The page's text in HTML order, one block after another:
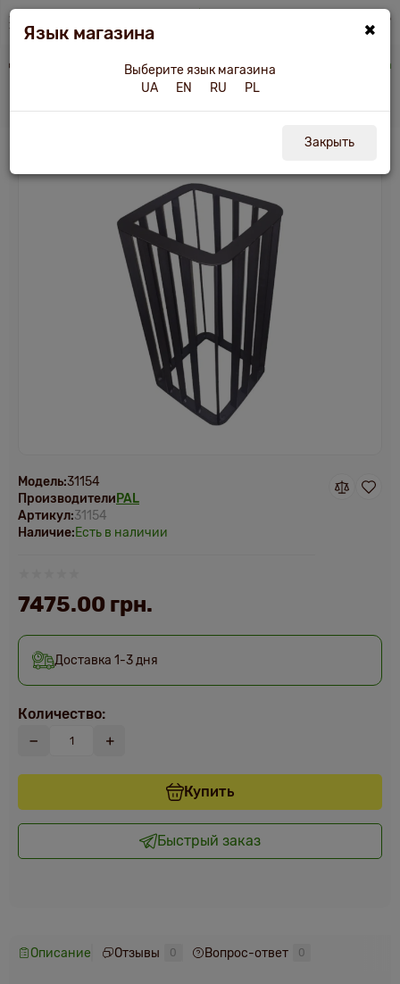
Сетки для камней Сетка для камней SKL-300 неразборная
×
Язык магазина
Выберите язык магазина
UA
EN RU PL
Закрыть
Модель:31154
Производители PAL
Артикул:31154
Наличие:Есть в наличии
Доставка 1-3 дня
7475.00 грн.
Количество:
Купить
Быстрый заказ
Описание Отзывы 0 Вопрос-ответ 0